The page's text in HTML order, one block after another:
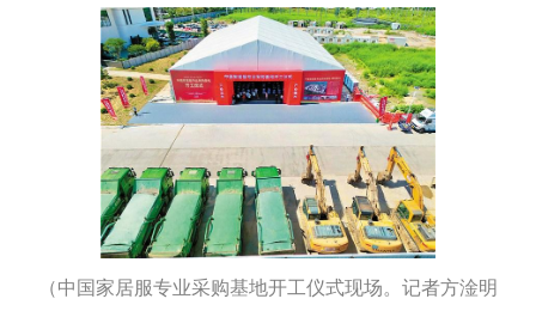
（中国家居服专业采购基地开工仪式现场。记者方淦明